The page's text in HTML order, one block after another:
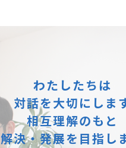
わたしたちは
対話を大切にしま
相互理解のもと
解決・発展を目指し